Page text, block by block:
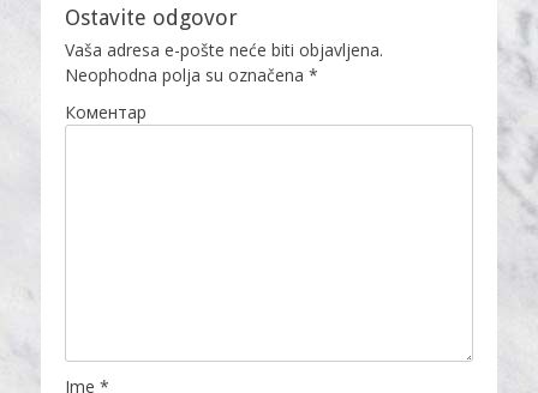
Ostavite odgovor
Vaša adresa e-pošte neće biti objavljena.
Neophodna polja su označena *
Коментар
Ime *